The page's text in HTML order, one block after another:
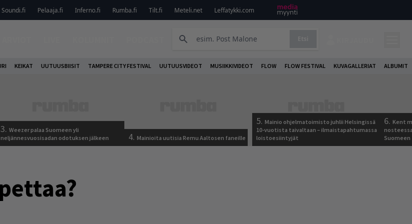
Soundi.fi Pelaaja.fi Inferno.fi Rumba.fi Tilt.fi Meteli.net Leffatykki.com
KEIKAT UUTUUSBIISIT TAMPERE CITY FESTIVAL UUTUUSVIDEOT MUSIIKKIVIDEOT FLOW FLOW FESTIVAL KUVAGALLERIAT ALBUMIT
3. Weezer palaa Suomeen yli
neljännesvuosisadan odotuksen jälkeen
4. Mainioita uutisia Remu Aaltosen faneille
5. Mainio ohjelmatoimisto juhlii Helsingissä
10-vuotista taivaltaan – ilmaistapahtumassa
loistoesiintyjät
6. Kent
Suomeen